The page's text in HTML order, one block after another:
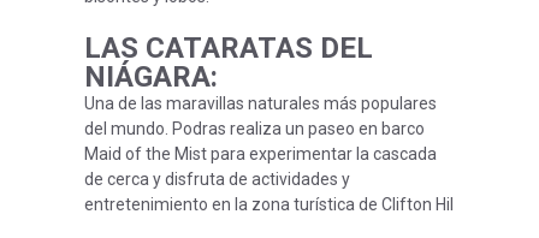
LAS CATARATAS DEL
NIÁGARA:
Una de las maravillas naturales más populares
del mundo. Podras realiza un paseo en barco
Maid of the Mist para experimentar la cascada
de cerca y disfruta de actividades y
entretenimiento en la zona turística de Clifton Hil